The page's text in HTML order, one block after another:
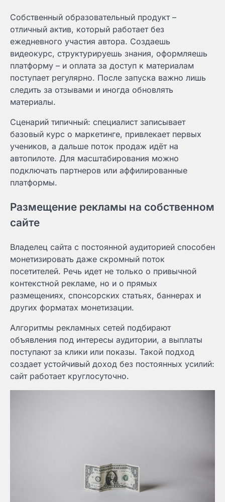
Собственный образовательный продукт –
отличный актив, который работает без
ежедневного участия автора. Создаешь
видеокурс, структурируешь знания, оформляешь
платформу – и оплата за доступ к материалам
поступает регулярно. После запуска важно лишь
следить за отзывами и иногда обновлять
материалы.
Сценарий типичный: специалист записывает
базовый курс о маркетинге, привлекает первых
учеников, а дальше поток продаж идёт на
автопилоте. Для масштабирования можно
подключать партнеров или аффилированные
платформы.
Размещение рекламы на собственном
сайте
Владелец сайта с постоянной аудиторией способен
монетизировать даже скромный поток
посетителей. Речь идет не только о привычной
контекстной рекламе, но и о прямых
размещениях, спонсорских статьях, баннерах и
других форматах монетизации.
Алгоритмы рекламных сетей подбирают
объявления под интересы аудитории, а выплаты
поступают за клики или показы. Такой подход
создает устойчивый доход без постоянных усилий:
сайт работает круглосуточно.